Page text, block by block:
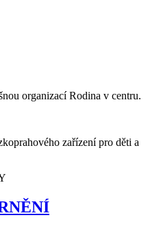
organizací Rodina v centru.
zařízení pro děti a